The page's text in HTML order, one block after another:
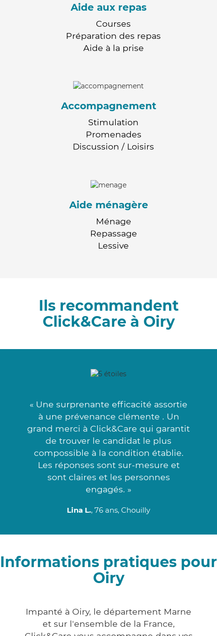
Aide aux repas
Courses
Préparation des repas
Aide à la prise
Accompagnement
Stimulation
Promenades
Discussion / Loisirs
Aide ménagère
Ménage
Repassage
Lessive
Ils recommandent
Click&Care à Oiry
« Une surprenante efficacité assortie
à une prévenance clémente . Un
grand merci à Click&Care qui garantit
de trouver le candidat le plus
compossible à la condition établie.
Les réponses sont sur-mesure et
sont claires et les personnes
engagés. »
Lina L., 76 ans, Chouilly
Informations pratiques pour
Oiry
Impanté à Oiry, le département Marne
et sur l'ensemble de la France,